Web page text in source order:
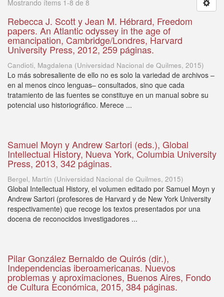
Mostrando ítems 1-8 de 8
Rebecca J. Scott y Jean M. Hébrard, Freedom
papers. An Atlantic odyssey in the age of
emancipation, Cambridge/Londres, Harvard
University Press, 2012, 259 páginas.
Candioti, Magdalena (Universidad Nacional de Quilmes, 2015)
Lo más sobresaliente de ello no es solo la variedad de archivos –
en al menos cinco lenguas– consultados, sino que cada
tratamiento de las fuentes se constituye en un manual sobre su
potencial uso historiográfico. Merece ...
Samuel Moyn y Andrew Sartori (eds.), Global
Intellectual History, Nueva York, Columbia University
Press, 2013, 342 páginas.
Bergel, Martín (Universidad Nacional de Quilmes, 2015)
Global Intellectual History, el volumen editado por Samuel Moyn y
Andrew Sartori (profesores de Harvard y de New York University
respectivamente) que recoge los textos presentados por una
docena de reconocidos investigadores ...
Pilar González Bernaldo de Quirós (dir.),
Independencias iberoamericanas. Nuevos
problemas y aproximaciones, Buenos Aires, Fondo
de Cultura Económica, 2015, 384 páginas.